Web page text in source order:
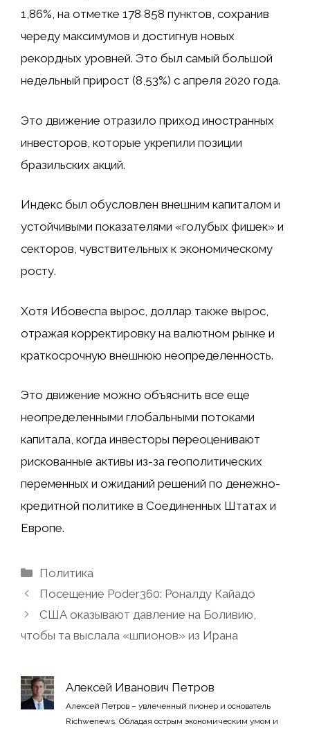
1,86%, на отметке 178 858 пунктов, сохранив
череду максимумов и достигнув новых
рекордных уровней. Это был самый большой
недельный прирост (8,53%) с апреля 2020 года.
Это движение отразило приход иностранных
инвесторов, которые укрепили позиции
бразильских акций.
Индекс был обусловлен внешним капиталом и
устойчивыми показателями «голубых фишек» и
секторов, чувствительных к экономическому
росту.
Хотя Ибовеспа вырос, доллар также вырос,
отражая корректировку на валютном рынке и
краткосрочную внешнюю неопределенность.
Это движение можно объяснить все еще
неопределенными глобальными потоками
капитала, когда инвесторы переоценивают
рискованные активы из-за геополитических
переменных и ожиданий решений по денежно-
кредитной политике в Соединенных Штатах и ​​
Европе.
Рубрики
Политика
Посещение Poder360: Роналду Кайадо
США оказывают давление на Боливию,
чтобы та выслала «шпионов» из Ирана
Алексей Иванович Петров
Алексей Петров – увлеченный пионер и основатель
Richwenews. Обладая острым экономическим умом и